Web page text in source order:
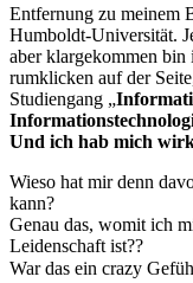
Entfernung zu meinem
Humboldt-Universität.
aber klargekommen
rumklicken auf der
Studiengang „
Und ich hab mich
Wieso hat mir denn
kann?
Genau das, womit ich
Leidenschaft ist??
War das ein crazy